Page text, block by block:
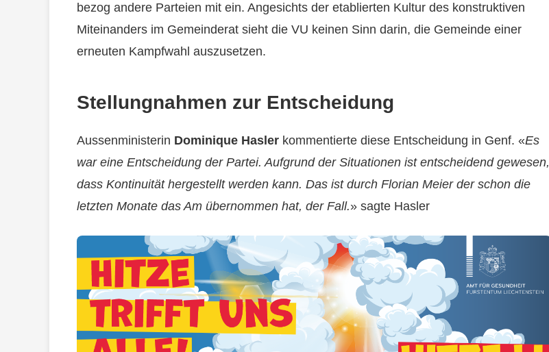
bezog andere Parteien mit ein. Angesichts der etablierten Kultur des konstruktiven
Miteinanders im Gemeinderat sieht die VU keinen Sinn darin, die Gemeinde einer
erneuten Kampfwahl auszusetzen.
Stellungnahmen zur Entscheidung
Aussenministerin Dominique Hasler kommentierte diese Entscheidung in Genf. «Es
war eine Entscheidung der Partei. Aufgrund der Situationen ist entscheidend gewesen,
dass Kontinuität hergestellt werden kann. Das ist durch Florian Meier der schon die
letzten Monate das Am übernommen hat, der Fall.» sagte Hasler